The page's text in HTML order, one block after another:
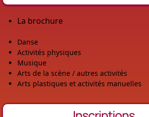
La brochure
Danse
Activités physiques
Musique
Arts de la scène / autres activités
Arts plastiques et activités manuelles